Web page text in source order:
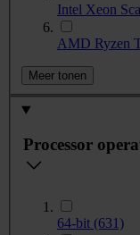
Intel Xeon
AMD Ryzen
Meer tonen
Processor
64-bit (631)